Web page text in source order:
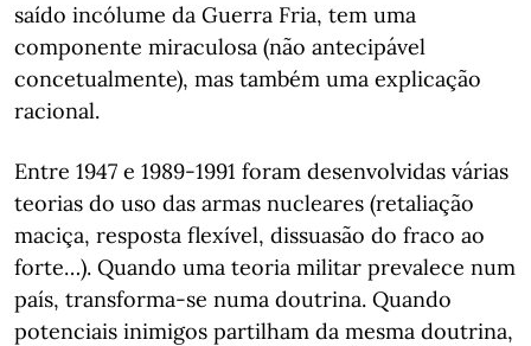
saído incólume da Guerra Fria, tem uma
componente miraculosa (não antecipável
concetualmente), mas também uma explicação
racional.
Entre 1947 e 1989-1991 foram desenvolvidas várias
teorias do uso das armas nucleares (retaliação
maciça, resposta flexível, dissuasão do fraco ao
forte…). Quando uma teoria militar prevalece num
país, transforma-se numa doutrina. Quando
potenciais inimigos partilham da mesma doutrina,